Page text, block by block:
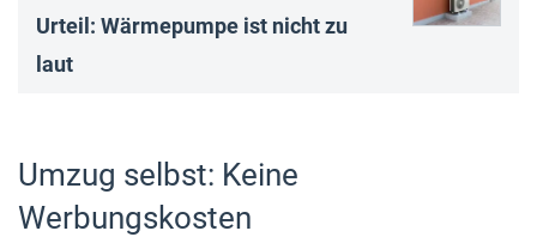
Urteil: Wärmepumpe ist nicht zu
laut
Umzug selbst: Keine
Werbungskosten